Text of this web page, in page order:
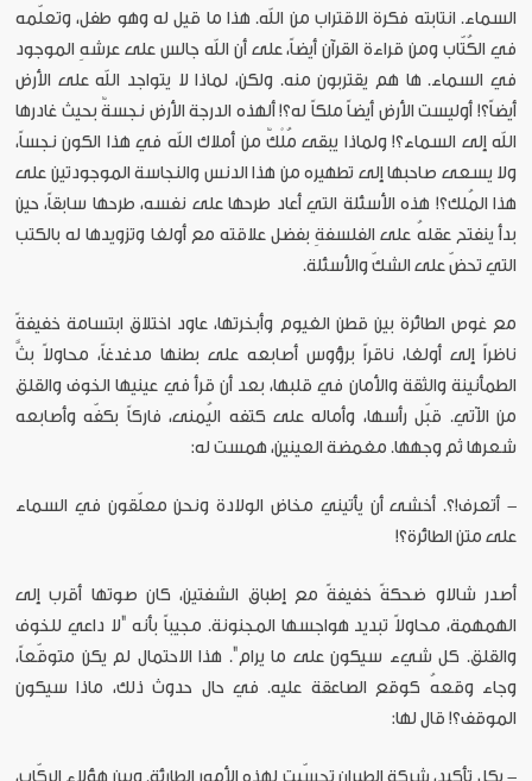
السماء. انتابته فكرة الاقتراب من الله. هذا ما قيل له وهو طفل، وتعلّمه
في الكُتّاب ومن قراءة القرآن أيضاً، على أن الله جالس على عرشهِ الموجود
في السماء. ها هم يقتربون منه. ولكن، لماذا لا يتواجد الله على الأرض
أيضاً؟! أوليست الأرض أيضاً ملكاً له؟! ألهذه الدرجة الأرض نجسةٌ بحيث غادرها
الله إلى السماء؟! ولماذا يبقى مُلْكٌ من أملاك الله في هذا الكون نجساً،
ولا يسعى صاحبها إلى تطهيره من هذا الدنس والنجاسة الموجودتين على
هذا المُلك؟! هذه الأسئلة التي أعاد طرحها على نفسه، طرحها سابقاً، حين
بدأ ينفتح عقلهُ على الفلسفةِ بفضل علاقته مع أولغا وتزويدها له بالكتب
التي تحضّ على الشكّ والأسئلة.
مع غوص الطائرة بين قطن الغيوم وأبخرتها، عاود اختلاق ابتسامة خفيفةً
ناظراً إلى أولغا، ناقراً برؤوس أصابعه على بطنها مدغدغاً، محاولاً بثَّ
الطمأنينة والثقة والأمان في قلبها، بعد أن قرأ في عينيها الخوف والقلق
من الآتي. قبّل رأسها، وأماله على كتفه اليُمنى، فاركاً بكفّه وأصابعه
شعرها ثم وجهها. مغمضة العينين، همست له:
- أتعرف!؟. أخشى أن يأتيني مخاض الولادة ونحن معلّقون في السماء
على متن الطائرة؟!
أصدر شالاو ضحكةً خفيفةً مع إطباق الشفتين، كان صوتها أقرب إلى
الهمهمة، محاولاً تبديد هواجسها المجنونة. مجيباً بأنه "لا داعي للخوف
والقلق. كل شيء سيكون على ما يرام". هذا الاحتمال لم يكن متوقّعاً،
وجاء وقعهُ كوقع الصاعقة عليه. في حال حدوث ذلك، ماذا سيكون
الموقف؟! قال لها: